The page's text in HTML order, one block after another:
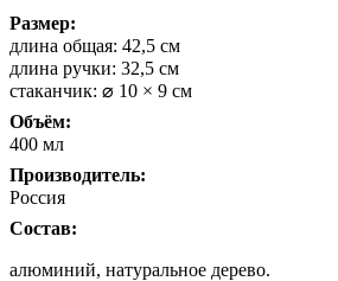
Размер:
длина общая: 42,5 см
длина ручки: 32,5 см
стаканчик: ⌀ 10 × 9 см
Объём:
400 мл
Производитель:
Россия
Состав:
алюминий, натуральное дерево.